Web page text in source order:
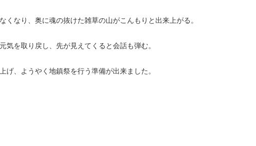
くなり、奥に魂の抜けた雑草の山がこんもりと出来上がる。
気を取り戻し、先が見えてくると会話も弾む。
げ、ようやく地鎮祭を行う準備が出来ました。